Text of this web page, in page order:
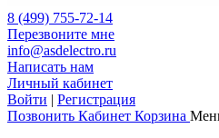
8 (499) 755-72-14
Перезвоните мне
info@asdelectro.ru
Написать нам
Личный кабинет
Войти | Регистрация
Позвонить Кабинет Корзина